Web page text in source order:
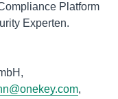
Platform
Experten.
,